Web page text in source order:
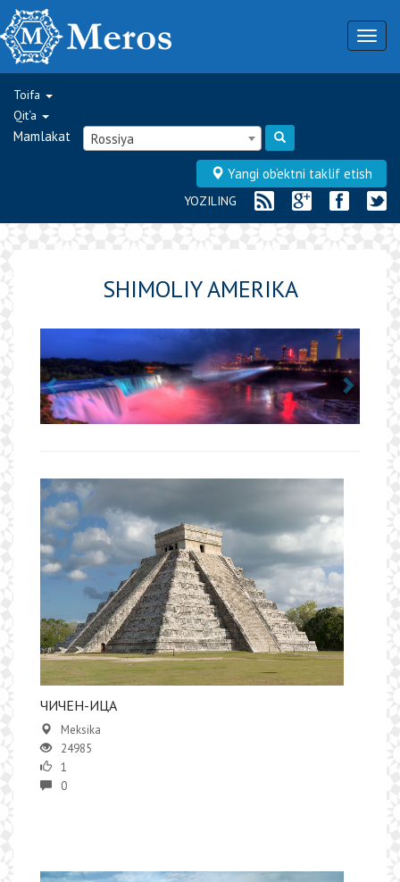
Toifa
Qit‘a
Mamlakat Rossiya
Yangi ob‘ektni taklif etish
YOZILING
SHIMOLIY AMERIKA
ЧИЧЕН-ИЦА
Meksika
24985
1
0